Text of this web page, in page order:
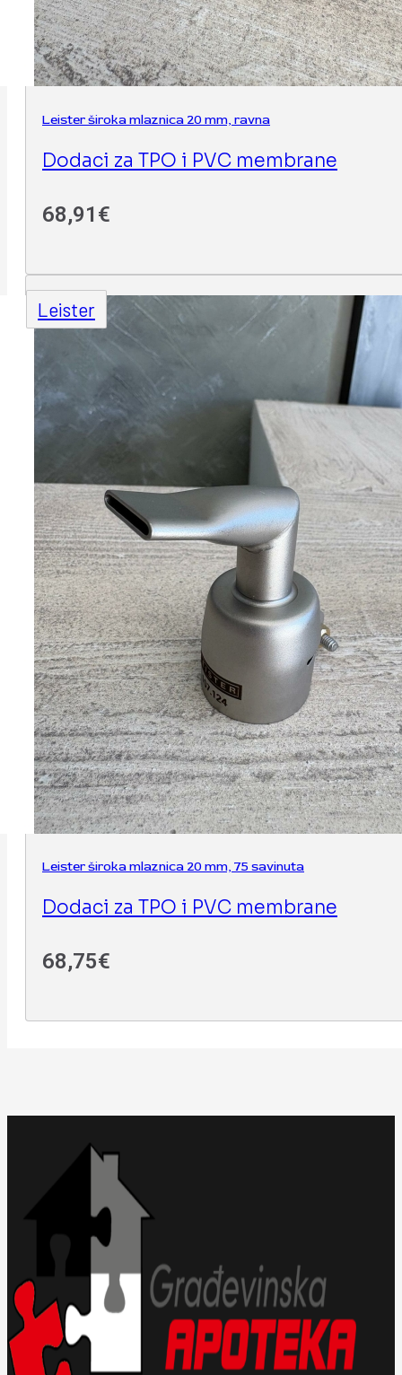
Leister široka mlaznica 20 mm, ravna
Dodaci za TPO i PVC membrane
68,91 €
Leister široka mlaznica 20 mm, 75 savinuta
Dodaci za TPO i PVC membrane
68,75€
Leister